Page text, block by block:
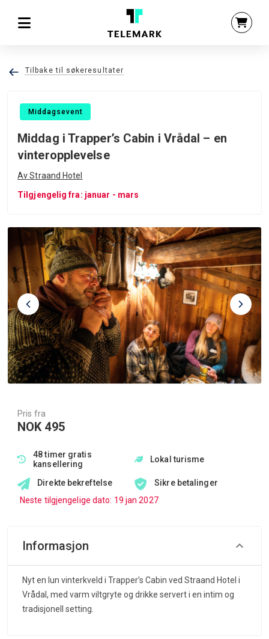
Tilbake til søkeresultater
Middagsevent
Middag i Trapper’s Cabin i Vrådal – en
vinteropplevelse
Av Straand Hotel
Tilgjengelig fra: januar - mars
Pris fra
NOK 495
48 timer gratis
kansellering
Lokal turisme
Direkte bekreftelse
Sikre betalinger
Neste tilgjengelige dato: 19 jan 2027
Informasjon
Nyt en lun vinterkveld i Trapper’s Cabin ved Straand Hotel i
Vrådal, med varm viltgryte og drikke servert i en intim og
tradisjonell setting.